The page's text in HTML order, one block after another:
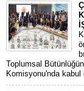
Toplumsal
Komisyonu'nda kabul